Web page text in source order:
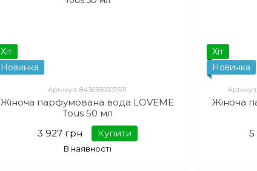
Хіт
Новинка
Артикул: 8436550507591
Жіноча парфумована вода LOVEME
Tous 50 мл
3 927 грн
Купити
В наявності
Хіт
Новинка
Жіноча
5